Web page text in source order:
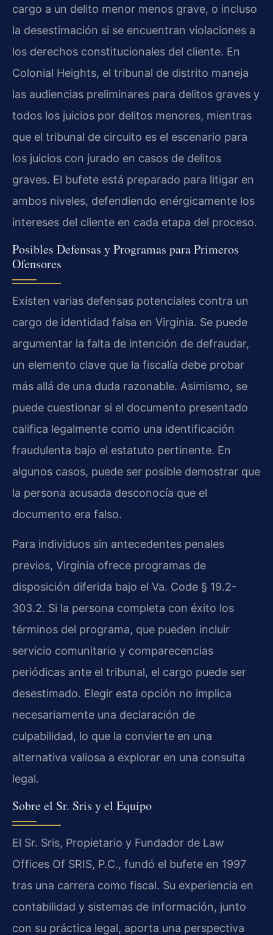
cargo a un delito menor menos grave, o incluso
la desestimación si se encuentran violaciones a
los derechos constitucionales del cliente. En
Colonial Heights, el tribunal de distrito maneja
las audiencias preliminares para delitos graves y
todos los juicios por delitos menores, mientras
que el tribunal de circuito es el escenario para
los juicios con jurado en casos de delitos
graves. El bufete está preparado para litigar en
ambos niveles, defendiendo enérgicamente los
intereses del cliente en cada etapa del proceso.
Posibles Defensas y Programas para Primeros
Ofensores
Existen varias defensas potenciales contra un
cargo de identidad falsa en Virginia. Se puede
argumentar la falta de intención de defraudar,
un elemento clave que la fiscalía debe probar
más allá de una duda razonable. Asimismo, se
puede cuestionar si el documento presentado
califica legalmente como una identificación
fraudulenta bajo el estatuto pertinente. En
algunos casos, puede ser posible demostrar que
la persona acusada desconocía que el
documento era falso.
Para individuos sin antecedentes penales
previos, Virginia ofrece programas de
disposición diferida bajo el Va. Code § 19.2-
303.2. Si la persona completa con éxito los
términos del programa, que pueden incluir
servicio comunitario y comparecencias
periódicas ante el tribunal, el cargo puede ser
desestimado. Elegir esta opción no implica
necesariamente una declaración de
culpabilidad, lo que la convierte en una
alternativa valiosa a explorar en una consulta
legal.
Sobre el Sr. Sris y el Equipo
El Sr. Sris, Propietario y Fundador de Law
Offices Of SRIS, P.C., fundó el bufete en 1997
tras una carrera como fiscal. Su experiencia en
contabilidad y sistemas de información, junto
con su práctica legal, aporta una perspectiva